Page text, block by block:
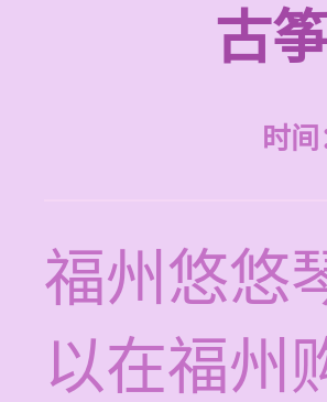
古
时
福州悠悠
以在福州